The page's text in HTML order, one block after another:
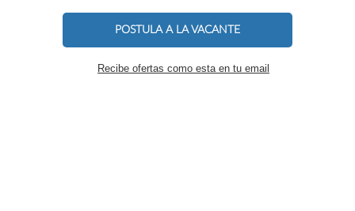
POSTULA A LA VACANTE
Recibe ofertas como esta en tu email